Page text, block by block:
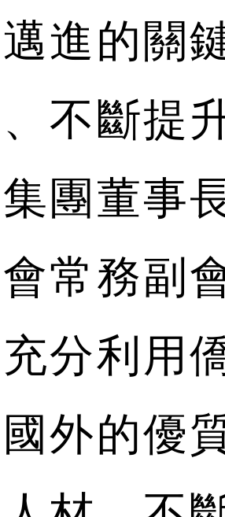
進的關
不斷提
團董事
常務副
分利用
外的優